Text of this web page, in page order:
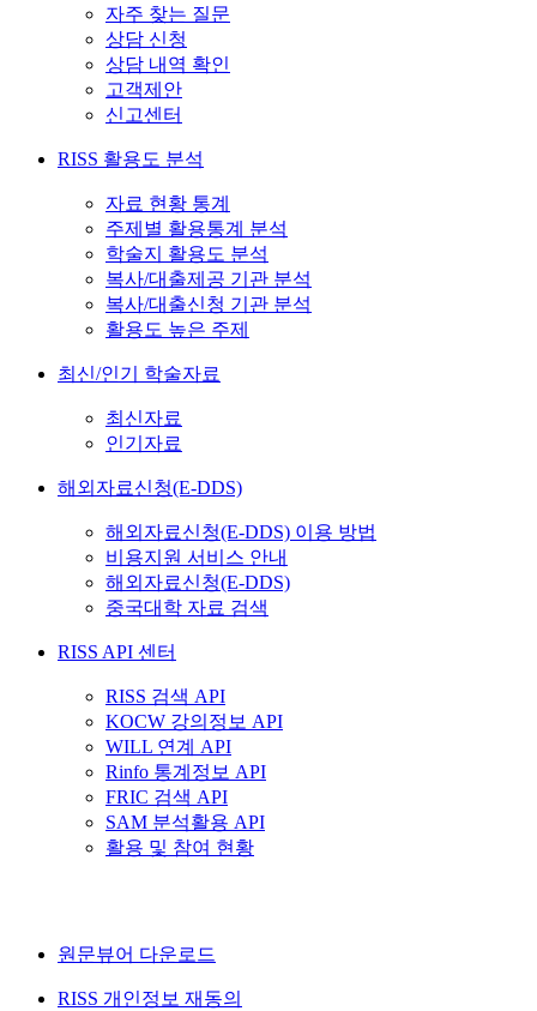
자주 찾는 질문
상담 신청
상담 내역 확인
고객제안
신고센터
RISS 활용도 분석
자료 현황 통계
주제별 활용통계 분석
학술지 활용도 분석
복사/대출제공 기관 분석
복사/대출신청 기관 분석
활용도 높은 주제
최신/인기 학술자료
최신자료
인기자료
해외자료신청(E-DDS)
해외자료신청(E-DDS) 이용 방법
비용지원 서비스 안내
해외자료신청(E-DDS)
중국대학 자료 검색
RISS API 센터
RISS 검색 API
KOCW 강의정보 API
WILL 연계 API
Rinfo 통계정보 API
FRIC 검색 API
SAM 분석활용 API
활용 및 참여 현황
원문뷰어 다운로드
RISS 개인정보 재동의